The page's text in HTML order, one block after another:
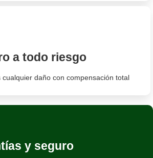
a todo riesgo
cualquier daño con compensación total
y seguro